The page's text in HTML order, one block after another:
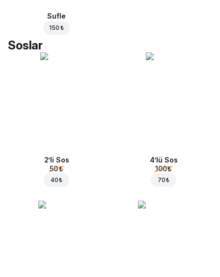
Sufle
150 ₺
Soslar
2’li Sos
50 ₺
40 ₺
4’lü Sos
100 ₺
70 ₺